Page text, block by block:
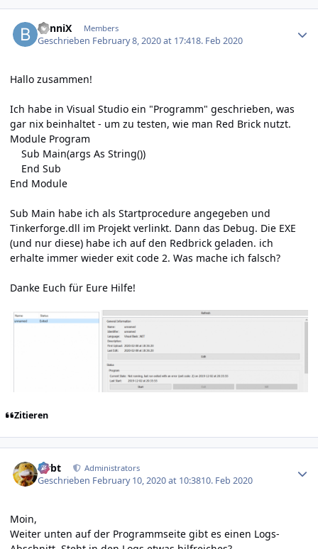
BenniX Members
Geschrieben February 8, 2020 at 17:418. Feb 2020
Hallo zusammen!
Ich habe in Visual Studio ein "Programm" geschrieben, was
gar nix beinhaltet - um zu testen, wie man Red Brick nutzt.
Module Program
Sub Main(args As String())
End Sub
End Module
Sub Main habe ich als Startprocedure angegeben und
Tinkerforge.dll im Projekt verlinkt. Dann das Debug. Die EXE
(und nur diese) habe ich auf den Redbrick geladen. ich
erhalte immer wieder exit code 2. Was mache ich falsch?
Danke Euch für Eure Hilfe!
Zitieren
rtrbt Administrators
Geschrieben February 10, 2020 at 10:3810. Feb 2020
Moin,
Weiter unten auf der Programmseite gibt es einen Logs-